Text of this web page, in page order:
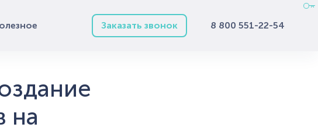
8 800 551-22-54
Заказать звонок
на